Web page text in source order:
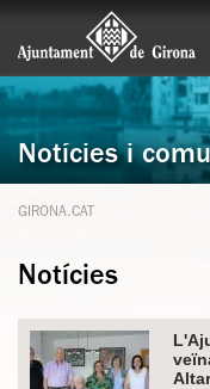
Notícies i
GIRONA.CAT
Notícies